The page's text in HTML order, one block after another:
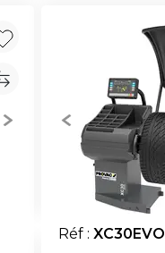
Réf : XC30EVO